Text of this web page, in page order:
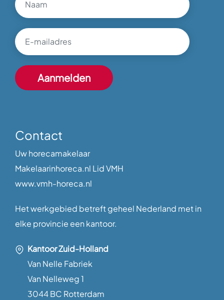
Contact
Uw horecamakelaar
Makelaarinhoreca.nl Lid VMH
www.vmh-horeca.nl
Het werkgebied betreft geheel Nederland met in
elke provincie een kantoor.
Kantoor Zuid-Holland
Van Nelle Fabriek
Van Nelleweg 1
3044 BC Rotterdam